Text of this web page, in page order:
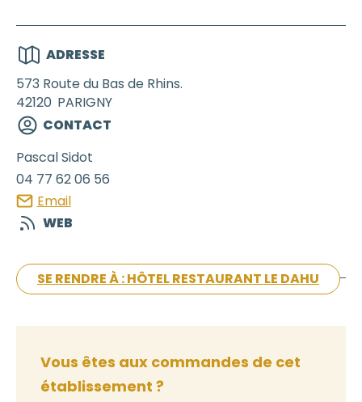
ADRESSE
573 Route du Bas de Rhins.
42120 PARIGNY
CONTACT
PascalSidot
04 77 62 06 56
Email
WEB
SE RENDRE À : HÔTEL RESTAURANT LE DAHU
Vous êtes aux commandes de cet
établissement ?